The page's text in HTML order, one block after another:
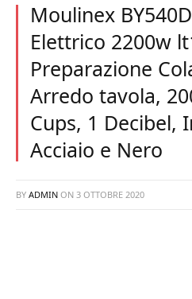
Moulinex
Elettrico 2200w
Preparazione
Arredo tavola,
Cups, 1 Decibel,
Acciaio e Nero
BY ADMIN ON 3 OTTOBRE 2020